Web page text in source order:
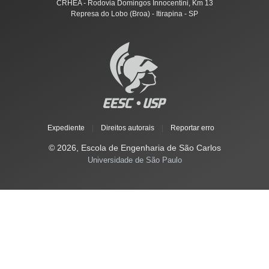
CRHEA - Rodovia Domingos Innocentini, Km 13
Represa do Lobo (Broa) - Itirapina - SP
Expediente Direitos autorais Reportar erro
© 2026, Escola de Engenharia de São Carlos
Universidade de São Paulo